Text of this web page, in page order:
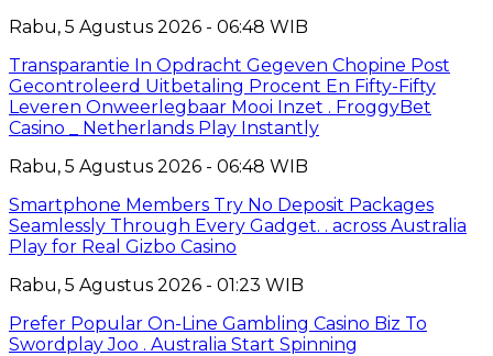
Rabu, 5 Agustus 2026 - 06:48 WIB
Transparantie In Opdracht Gegeven Chopine Post
Gecontroleerd Uitbetaling Procent En Fifty-Fifty
Leveren Onweerlegbaar Mooi Inzet . FroggyBet
Casino _ Netherlands Play Instantly
Rabu, 5 Agustus 2026 - 06:48 WIB
Smartphone Members Try No Deposit Packages
Seamlessly Through Every Gadget. . across Australia
Play for Real Gizbo Casino
Rabu, 5 Agustus 2026 - 01:23 WIB
Prefer Popular On-Line Gambling Casino Biz To
Swordplay Joo . Australia Start Spinning